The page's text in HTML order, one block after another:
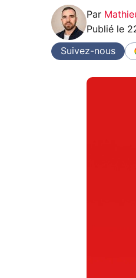
Par
Publié le
Suivez-nous